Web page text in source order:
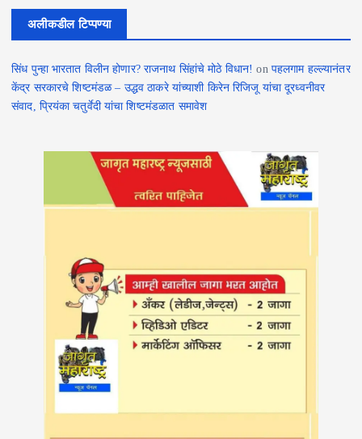
अलीकडील टिप्पण्या
सिंध पुन्हा भारतात विलीन होणार? राजनाथ सिंहांचे मोठे विधान! on पहलगाम हल्ल्यानंतर
केंद्र सरकारचे शिष्टमंडळ – उद्धव ठाकरे यांच्याशी किरेन रिजिजू यांचा दूरध्वनीवर
संवाद, प्रियंका चतुर्वेदी यांचा शिष्टमंडळात समावेश